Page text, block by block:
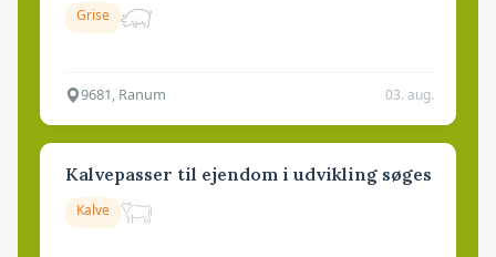
Grise
9681, Ranum 03. aug.
Kalvepasser til ejendom i udvikling søges
Kalve